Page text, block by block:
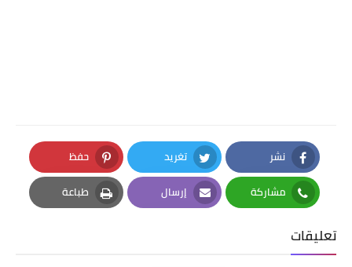
نشر
Facebook
تغريد
Twitter
حفظ
Pinterest
مشاركة
Whatsapp
إرسال
Email
طباعة
Print
تعليقات